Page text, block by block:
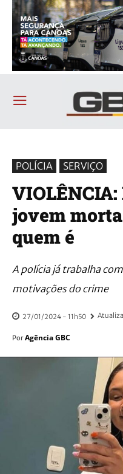
POLÍCIA SERVIÇO
jovem
quem é
A polícia já trabalha
motivações do crime
27/01/2024 - 11h50
Por Agência GBC